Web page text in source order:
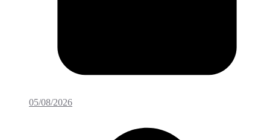
05/08/2026